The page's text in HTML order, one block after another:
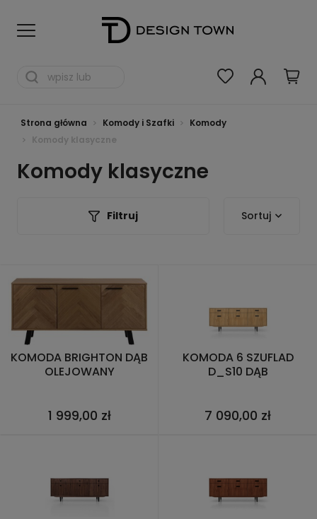
Strona główna Komody i Szafki
Komody
Komody klasyczne
Komody klasyczne
Filtruj Sortuj
KOMODA BRIGHTON DĄB
OLEJOWANY
1 999,00 zł
KOMODA 6 SZUFLAD
D_S10 DĄB
7 090,00 zł